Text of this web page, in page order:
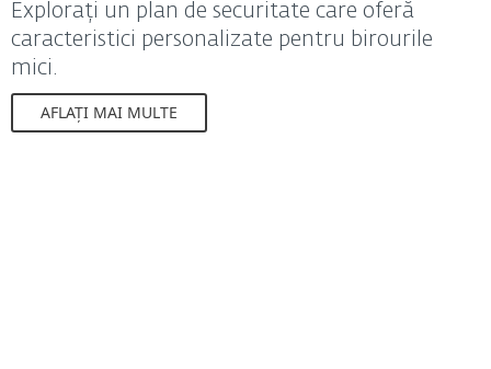
Explorați un plan de securitate care oferă
caracteristici personalizate pentru birourile
mici.
AFLAȚI MAI MULTE